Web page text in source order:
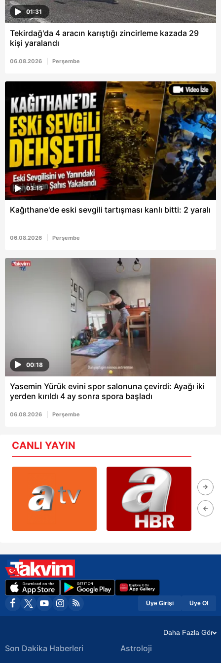
01:31
Tekirdağ'da 4 aracın karıştığı zincirleme kazada 29
kişi yaralandı
06.08.2026 Perşembe
03:15
Kağıthane'de eski sevgili tartışması kanlı bitti: 2 yaralı
06.08.2026 Perşembe
00:18
Yasemin Yürük evini spor salonuna çevirdi: Ayağı iki
yerden kırıldı 4 ay sonra spora başladı
06.08.2026 Perşembe
CANLI YAYIN
Üye Girişi Üye Ol
Daha Fazla Gör
Son Dakika Haberleri
Astroloji